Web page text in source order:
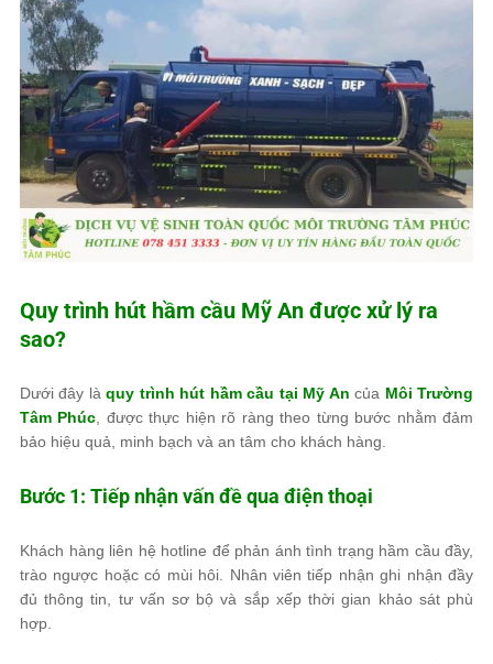
Quy trình hút hầm cầu Mỹ An được xử lý ra
sao?
Dưới đây làquy trình hút hầm cầu tại Mỹ An của Môi Trường
Tâm Phúc , được thực hiện rõ ràng theo từng bước nhằm đảm
bảo hiệu quả, minh bạch và an tâm cho khách hàng.
Bước 1: Tiếp nhận vấn đề qua điện thoại
Khách hàng liên hệ hotline để phản ánh tình trạng hầm cầu đầy,
trào ngược hoặc có mùi hôi. Nhân viên tiếp nhận ghi nhận đầy
đủ thông tin, tư vấn sơ bộ và sắp xếp thời gian khảo sát phù
hợp.